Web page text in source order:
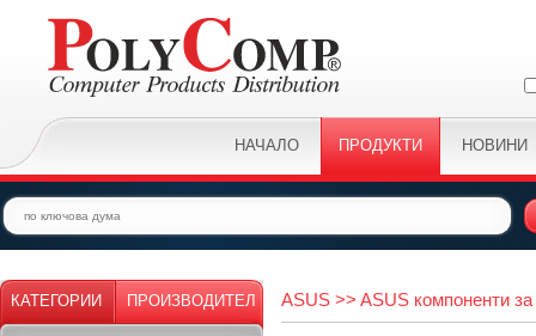
НАЧАЛО ПРОДУКТИ НОВИНИ
КАТЕГОРИИ ПРОИЗВОДИТЕЛ ASUS >> ASUS компоненти